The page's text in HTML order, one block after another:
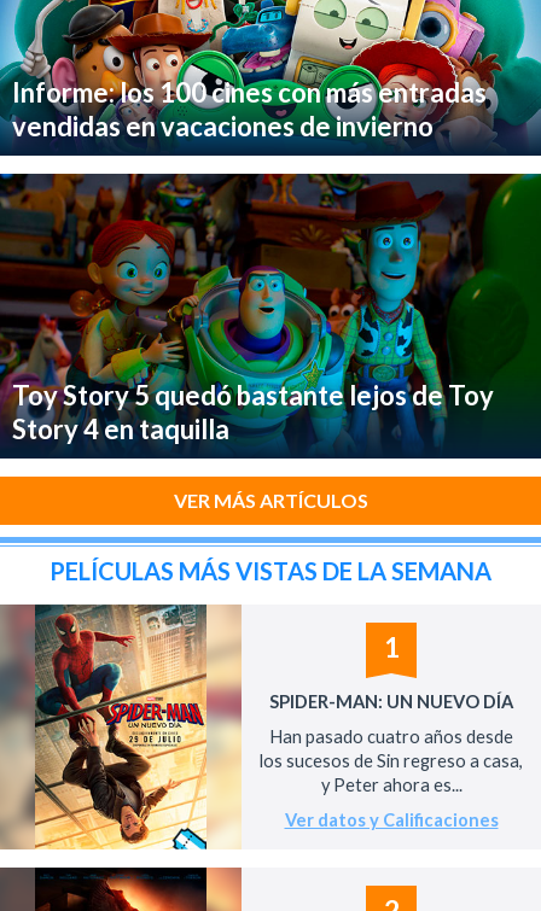
Informe: los 100 cines con más entradas
vendidas en vacaciones de invierno
Toy Story 5 quedó bastante lejos de Toy
Story 4 en taquilla
VER MÁS ARTÍCULOS
PELÍCULAS MÁS VISTAS DE LA SEMANA
1
SPIDER-MAN: UN NUEVO DÍA
Han pasado cuatro años desde
los sucesos de Sin regreso a casa,
y Peter ahora es...
Ver datos y Calificaciones